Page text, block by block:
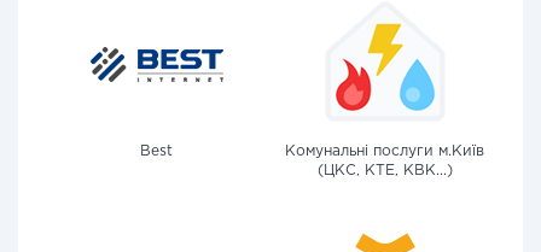
Best
Комунальні послуги м.Київ
(ЦКС, КТЕ, КВК...)